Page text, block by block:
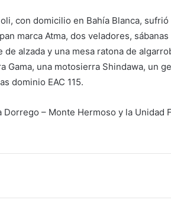
con domicilio en Bahía Blanca,
marca Atma, dos veladores,
alzada y una mesa ratona de
Gama, una motosierra Shindawa, un
dominio EAC 115.
– Monte Hermoso y la Unidad